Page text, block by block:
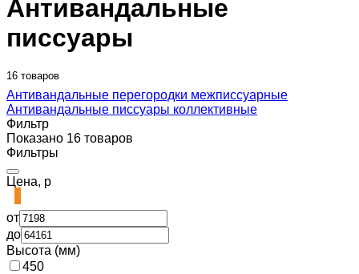
Антивандальные
писсуары
16 товаров
Антивандальные перегородки межписсуарные
Антивандальные писсуары коллективные
Фильтр
Показано 16 товаров
Фильтры
Цена, р
от
до
Высота (мм)
450